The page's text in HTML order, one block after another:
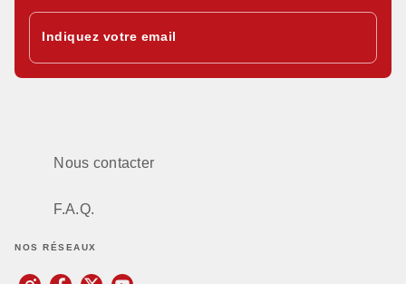
Indiquez votre email
Nous contacter
F.A.Q.
NOS RÉSEAUX